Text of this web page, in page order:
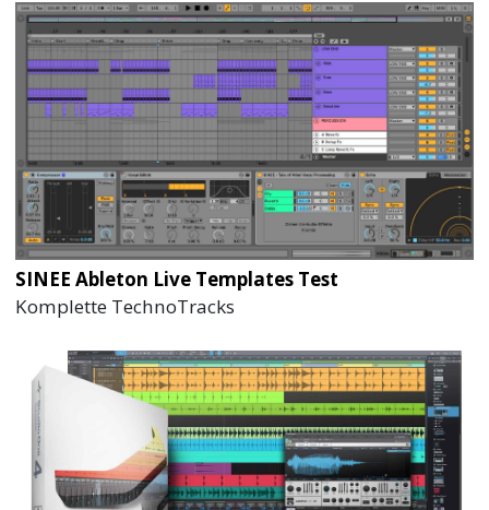
SINEE Ableton Live Templates Test
Komplette TechnoTracks